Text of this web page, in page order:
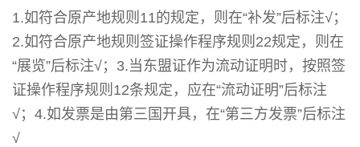
1.如符合原产地规则11的规定，则在“补发”后标注√；
2.如符合原产地规则签证操作程序规则22规定，则在
“展览”后标注√；3.当东盟证作为流动证明时，按照签
证操作程序规则12条规定，应在“流动证明”后标注
√；4.如发票是由第三国开具，在“第三方发票”后标注
√